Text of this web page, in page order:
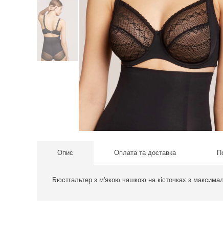
Опис Оплата та доставка
Бюстгальтер з м'якою чашкою на кісточках з